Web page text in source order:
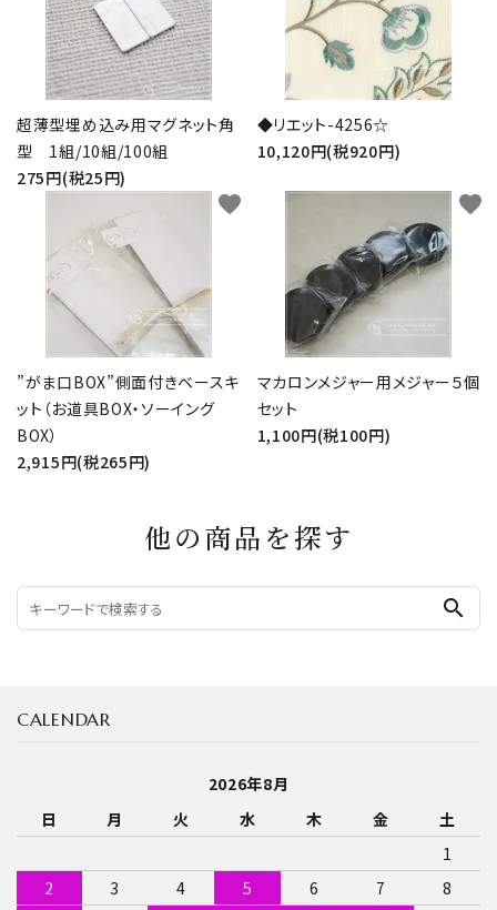
超薄型埋め込み用マグネット角
型 1組/10組/100組
275円(税25円)
◆リエット-4256☆
10,120円(税920円)
”がま口BOX”側面付きベースキ
ット（お道具BOX・ソーイング
BOX）
2,915円(税265円)
favorite
マカロンメジャー用メジャー５個
セット
1,100円(税100円)
favorite
他の商品を探す
search
CALENDAR
2026年8月
日
月 火 水 木 金
土
1
2
3 4 5 6 7
8